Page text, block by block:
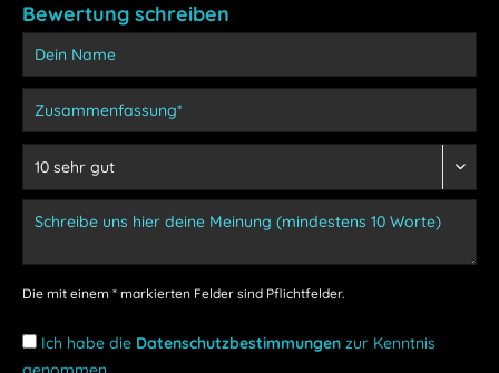
Bewertung schreiben
Die mit einem * markierten Felder sind Pflichtfelder.
Ich habe die Datenschutzbestimmungen zur Kenntnis